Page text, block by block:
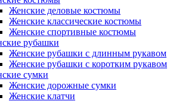
Женские деловые костюмы
Женские классические костюмы
Женские спортивные костюмы
рубашки
Женские рубашки с длинным рукавом
Женские рубашки с коротким рукавом
сумки
Женские дорожные сумки
Женские клатчи